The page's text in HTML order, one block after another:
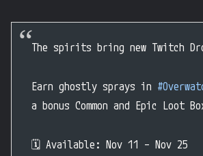
The spirits bring new Twitch
Earn ghostly sprays in
a bonus Common and Epic Loot
🗓️ Available: Nov 11 – Nov 25